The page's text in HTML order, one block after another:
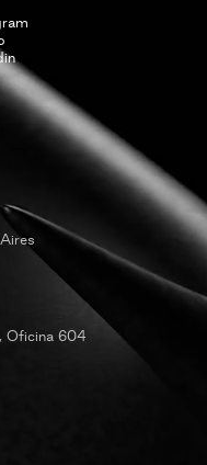
Oficina 604